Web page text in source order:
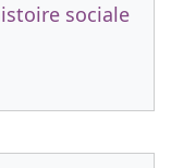
sociale